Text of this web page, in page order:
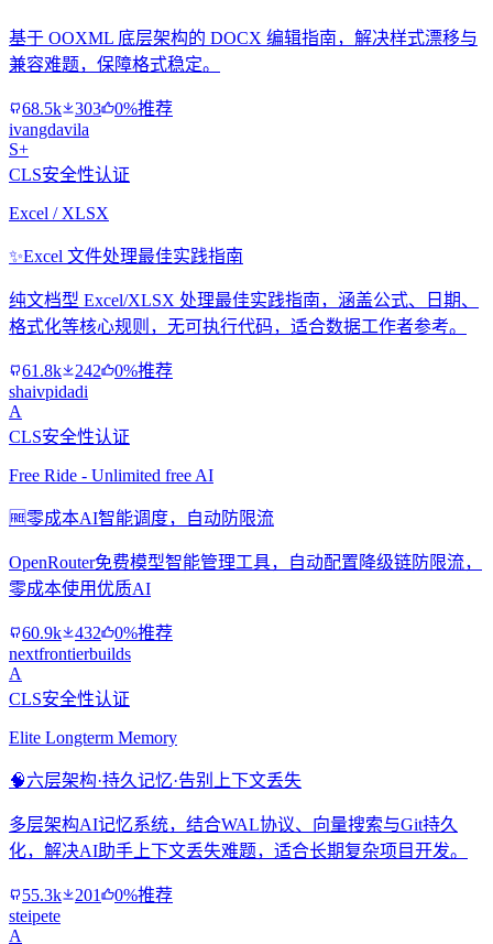
基于 OOXML 底层架构的 DOCX 编辑指南，解决样式漂移与
兼容难题，保障格式稳定。
68.5k 303
0%推荐
ivangdavila
S+
CLS安全性认证
Excel / XLSX
✨Excel 文件处理最佳实践指南
纯文档型 Excel/XLSX 处理最佳实践指南，涵盖公式、日期、
格式化等核心规则，无可执行代码，适合数据工作者参考。
61.8k 242
0%推荐
shaivpidadi
A
CLS安全性认证
Free Ride - Unlimited free AI
🆓零成本AI智能调度，自动防限流
OpenRouter免费模型智能管理工具，自动配置降级链防限流，
零成本使用优质AI
60.9k 432
0%推荐
nextfrontierbuilds
A
CLS安全性认证
Elite Longterm Memory
🧠六层架构·持久记忆·告别上下文丢失
多层架构AI记忆系统，结合WAL协议、向量搜索与Git持久
化，解决AI助手上下文丢失难题，适合长期复杂项目开发。
55.3k 201
0%推荐
steipete
A